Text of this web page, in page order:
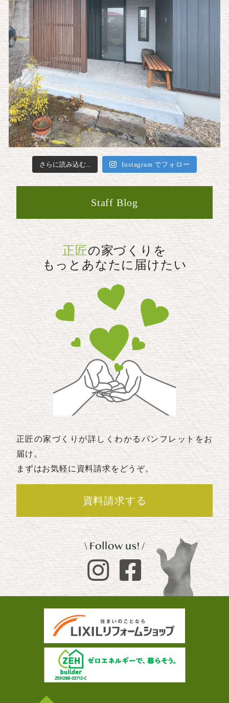
さらに読み込む... Instagram でフォロー
Staff Blog
正匠の家づくりを
もっとあなたに届けたい
正匠の家づくりが詳しくわかるパンフレットをお
届け。
まずはお気軽に資料請求をどうぞ。
資料請求する